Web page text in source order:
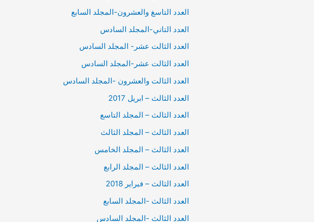
العدد التاسغ والعشرون-المجلد السابع
العدد التاني-المجلد السادس
العدد الثالت عشر- المجلد السادس
العدد الثالت عشر-المجلد السادس
العدد الثالت والعشرون -المجلد السادس
العدد الثالث – ابريل 2017
العدد الثالث – المجلد التاسع
العدد الثالث – المجلد الثالث
العدد الثالث – المجلد الخامس
العدد الثالث – المجلد الرابع
العدد الثالث – فبراير 2018
العدد الثالث -المجلد السابع
العدد الثالث -المجلد السادس